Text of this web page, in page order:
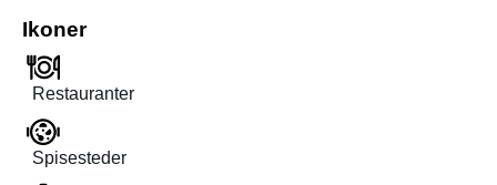
Ikoner
Restauranter
Spisesteder